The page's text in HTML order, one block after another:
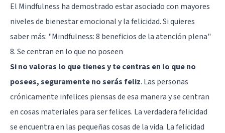
El Mindfulness ha demostrado estar asociado con mayores
niveles de bienestar emocional y la felicidad. Si quieres
saber más: "Mindfulness: 8 beneficios de la atención plena"
8. Se centran en lo que no poseen
Si no valoras lo que tienes y te centras en lo que no
posees, seguramente no serás feliz. Las personas
crónicamente infelices piensas de esa manera y se centran
en cosas materiales para ser felices. La verdadera felicidad
se encuentra en las pequeñas cosas de la vida. La felicidad